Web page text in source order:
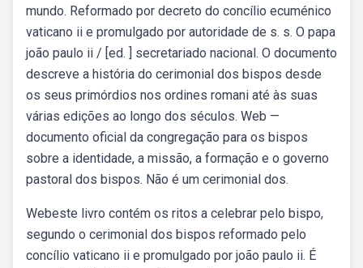
mundo. Reformado por decreto do concílio ecuménico
vaticano ii e promulgado por autoridade de s. s. O papa
joão paulo ii / [ed. ] secretariado nacional. O documento
descreve a história do cerimonial dos bispos desde
os seus primórdios nos ordines romani até às suas
várias edições ao longo dos séculos. Web —
documento oficial da congregação para os bispos
sobre a identidade, a missão, a formação e o governo
pastoral dos bispos. Não é um cerimonial dos.
Webeste livro contém os ritos a celebrar pelo bispo,
segundo o cerimonial dos bispos reformado pelo
concílio vaticano ii e promulgado por joão paulo ii. É